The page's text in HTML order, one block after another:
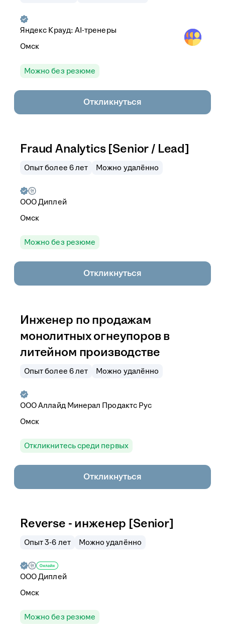
Яндекс Крауд: AI-тренеры
Омск
Можно без резюме
Откликнуться
Fraud Analytics [Senior / Lead]
Опыт более 6 лет Можно удалённо
ОООДиплей
Омск
Можно без резюме
Откликнуться
Инженер по продажам
монолитных огнеупоров в
литейном производстве
Опыт более 6 лет Можно удалённо
ОООАллайд Минерал Продактс Рус
Омск
Откликнитесь среди первых
Откликнуться
Reverse - инженер [Senior]
Опыт 3-6 лет Можно удалённо
ОООДиплей
Омск
Можно без резюме